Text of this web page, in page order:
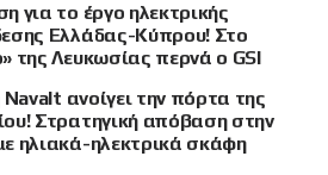
για το έργο ηλεκτρικής
Ελλάδας-Κύπρου! Στο
της Λευκωσίας περνά ο GSI
Navalt ανοίγει την πόρτα της
Στρατηγική απόβαση στην
ηλιακά-ηλεκτρικά σκάφη